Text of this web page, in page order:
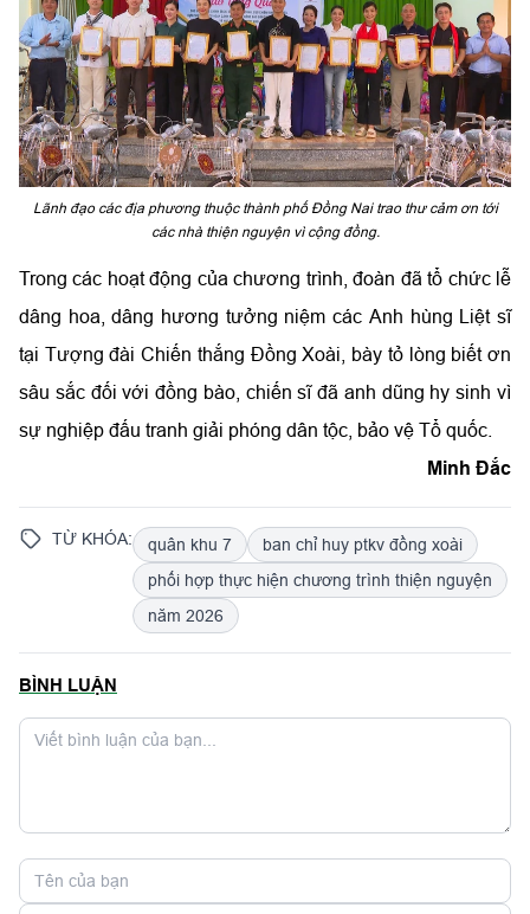
Lãnh đạo các địa phương thuộc thành phố Đồng Nai trao thư cảm ơn tới
các nhà thiện nguyện vì cộng đồng.
Trong các hoạt động của chương trình, đoàn đã tổ chức lễ
dâng hoa, dâng hương tưởng niệm các Anh hùng Liệt sĩ
tại Tượng đài Chiến thắng Đồng Xoài, bày tỏ lòng biết ơn
sâu sắc đối với đồng bào, chiến sĩ đã anh dũng hy sinh vì
sự nghiệp đấu tranh giải phóng dân tộc, bảo vệ Tổ quốc.
Minh Đắc
TỪ KHÓA: quân khu 7
ban chỉ huy ptkv đồng xoài
phối hợp thực hiện chương trình thiện nguyện
năm 2026
BÌNH LUẬN